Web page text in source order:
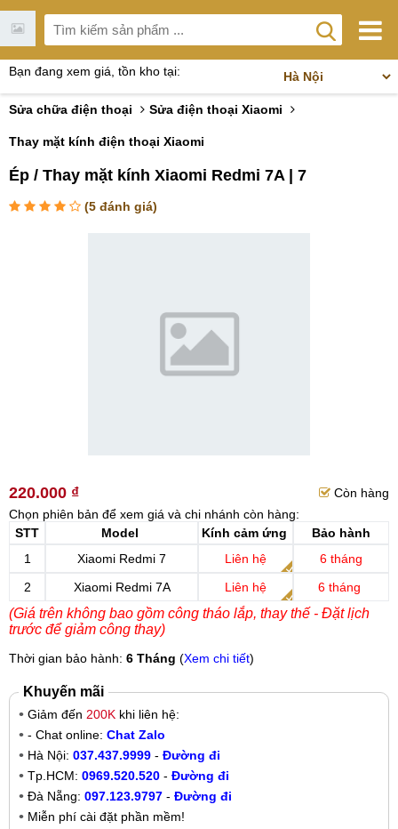
Bạn đang xem giá, tồn kho tại:
Sửa chữa điện thoại Sửa điện thoại Xiaomi
Thay mặt kính điện thoại Xiaomi
Ép / Thay mặt kính Xiaomi Redmi 7A | 7
(5 đánh giá)
220.000 ₫
Còn hàng
Chọn phiên bản để xem giá và chi nhánh còn hàng:
STT
Model Kính cảm ứng
Bảo hành
1
Xiaomi Redmi 7 Liên hệ
6 tháng
2
Xiaomi Redmi 7A Liên hệ 6 tháng
(Giá trên không bao gồm công tháo lắp, thay thế - Đặt lịch
trước để giảm công thay)
Thời gian bảo hành: 6 Tháng (Xem chi tiết)
Khuyến mãi
Giảm đến 200K khi liên hệ:
- Chat online: Chat Zalo
Hà Nội: 037.437.9999 - Đường đi
Tp.HCM: 0969.520.520 - Đường đi
Đà Nẵng: 097.123.9797 - Đường đi
Miễn phí cài đặt phần mềm!